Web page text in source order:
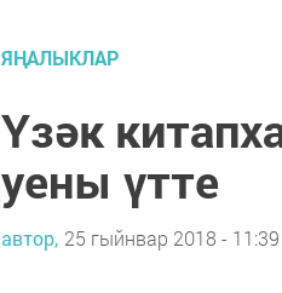
ЯҢАЛЫКЛАР
Үзәк
уены үтте
автор, 25 гыйнвар 2018 - 11:39